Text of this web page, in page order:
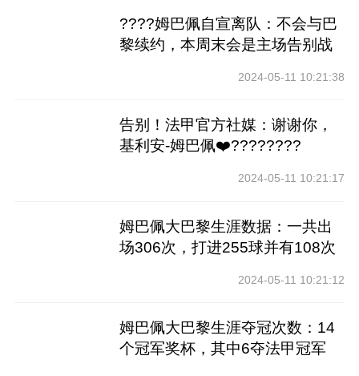
????姆巴佩自宣离队：不会与巴
黎续约，本周末会是主场告别战
2024-05-11 10:21:38
告别！法甲官方社媒：谢谢你，
基利安-姆巴佩❤️????????
2024-05-11 10:21:17
姆巴佩大巴黎生涯数据：一共出
场306次，打进255球并有108次
2024-05-11 10:21:12
姆巴佩大巴黎生涯夺冠次数：14
个冠军奖杯，其中6夺法甲冠军